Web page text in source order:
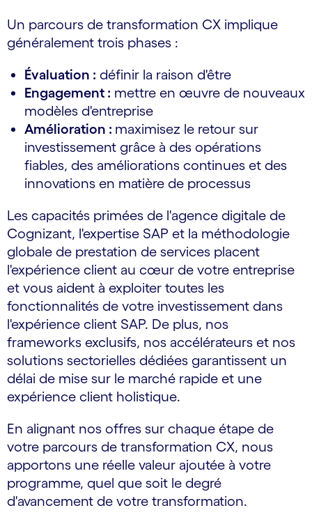
Un parcours de transformation CX implique
généralement trois phases :
Évaluation : définir la raison d'être
Engagement : mettre en œuvre de nouveaux
modèles d'entreprise
Amélioration : maximisez le retour sur
investissement grâce à des opérations
fiables, des améliorations continues et des
innovations en matière de processus
Les capacités primées de l'agence digitale de
Cognizant, l'expertise SAP et la méthodologie
globale de prestation de services placent
l'expérience client au cœur de votre entreprise
et vous aident à exploiter toutes les
fonctionnalités de votre investissement dans
l'expérience client SAP. De plus, nos
frameworks exclusifs, nos accélérateurs et nos
solutions sectorielles dédiées garantissent un
délai de mise sur le marché rapide et une
expérience client holistique.
En alignant nos offres sur chaque étape de
votre parcours de transformation CX, nous
apportons une réelle valeur ajoutée à votre
programme, quel que soit le degré
d'avancement de votre transformation.